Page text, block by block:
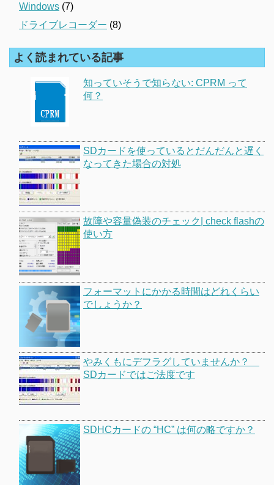
Windows (7)
ドライブレコーダー (8)
よく読まれている記事
知っていそうで知らない: CPRM って
何？
SDカードを使っているとだんだんと遅く
なってきた場合の対処
故障や容量偽装のチェック| check flashの
使い方
フォーマットにかかる時間はどれくらい
でしょうか？
やみくもにデフラグしていませんか？
SDカードではご法度です
SDHCカードの “HC” は何の略ですか？